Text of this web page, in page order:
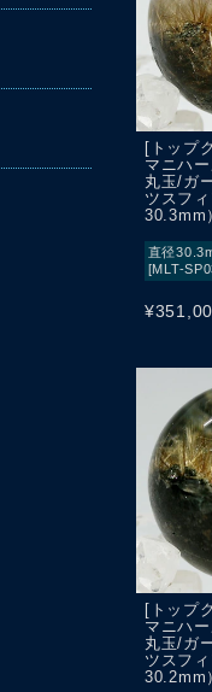
[トップ
マニハ
丸玉/ガ
ツスフ
30.3mm
直径
[MLT-
¥
[トップ
マニハ
丸玉/ガ
ツスフ
30.2mm